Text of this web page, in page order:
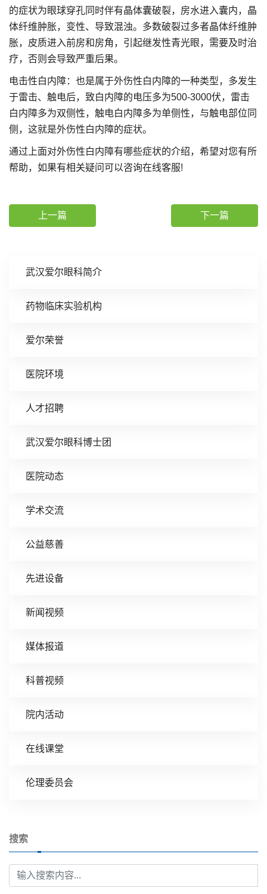
武汉爱尔眼科简介
药物临床实验机构
爱尔荣誉
医院环境
人才招聘
武汉爱尔眼科博士团
医院动态
学术交流
公益慈善
先进设备
新闻视频
媒体报道
科普视频
院内活动
在线课堂
伦理委员会
搜索
的症状为眼球穿孔同时伴有晶体囊破裂，房水进入囊内，晶
体纤维肿胀，变性、导致混浊。多数破裂过多者晶体纤维肿
胀，皮质进入前房和房角，引起继发性青光眼，需要及时治
疗，否则会导致严重后果。
电击性白内障：也是属于外伤性白内障的一种类型，多发生
于雷击、触电后，致白内障的电压多为500-3000伏，雷击
白内障多为双侧性，触电白内障多为单侧性，与触电部位同
侧，这就是外伤性白内障的症状。
通过上面对外伤性白内障有哪些症状的介绍，希望对您有所
帮助，如果有相关疑问可以咨询在线客服!
上一篇 下一篇